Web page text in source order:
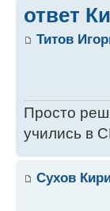
ответ
Титов
Просто
учились в
Сухов